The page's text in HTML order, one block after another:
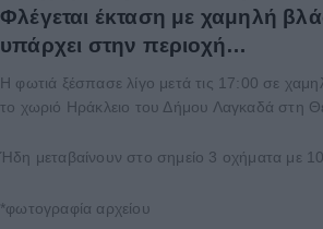
Φλέγεται έκταση με χαμηλή
υπάρχει στην περιοχή…
Η φωτιά ξέσπασε λίγο μετά τις 17:00 σε
το χωριό Ηράκλειο του Δήμου Λαγκαδά στη
Ήδη μεταβαίνουν στο σημείο 3 οχήματα με
*φωτογραφία αρχείου